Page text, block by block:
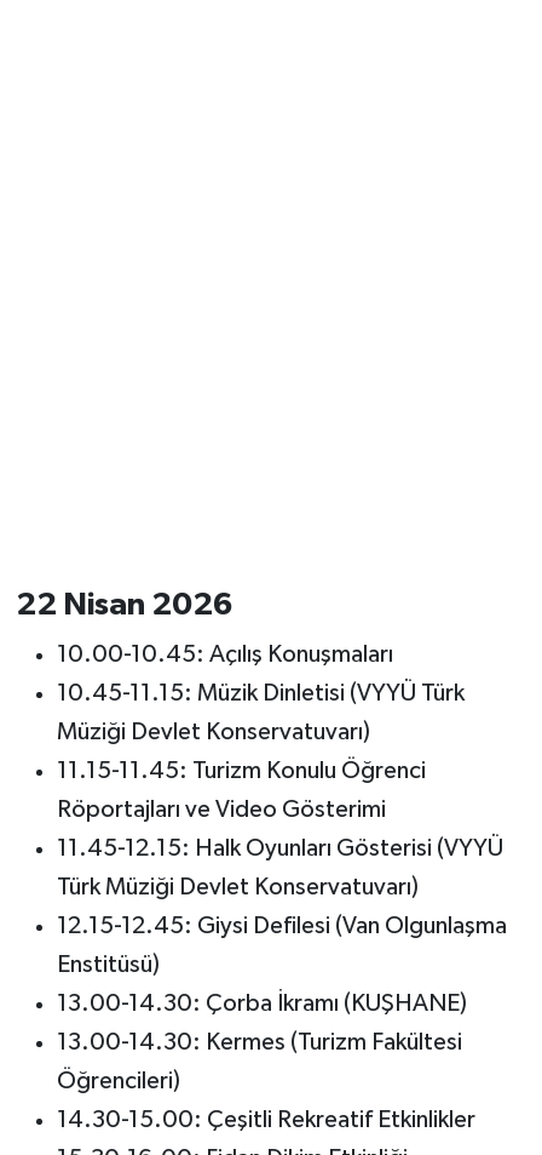
22 Nisan 2026
10.00-10.45: Açılış Konuşmaları
10.45-11.15: Müzik Dinletisi (VYYÜ Türk
Müziği Devlet Konservatuvarı)
11.15-11.45: Turizm Konulu Öğrenci
Röportajları ve Video Gösterimi
11.45-12.15: Halk Oyunları Gösterisi (VYYÜ
Türk Müziği Devlet Konservatuvarı)
12.15-12.45: Giysi Defilesi (Van Olgunlaşma
Enstitüsü)
13.00-14.30: Çorba İkramı (KUŞHANE)
13.00-14.30: Kermes (Turizm Fakültesi
Öğrencileri)
14.30-15.00: Çeşitli Rekreatif Etkinlikler